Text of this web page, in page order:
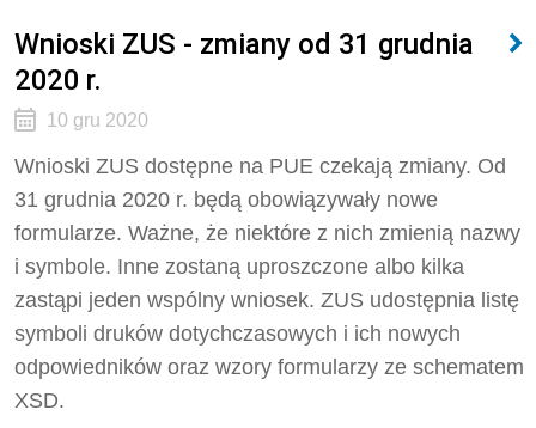
Wnioski ZUS - zmiany od 31 grudnia
2020 r.
10 gru 2020
Wnioski ZUS dostępne na PUE czekają zmiany. Od
31 grudnia 2020 r. będą obowiązywały nowe
formularze. Ważne, że niektóre z nich zmienią nazwy
i symbole. Inne zostaną uproszczone albo kilka
zastąpi jeden wspólny wniosek. ZUS udostępnia listę
symboli druków dotychczasowych i ich nowych
odpowiedników oraz wzory formularzy ze schematem
XSD.